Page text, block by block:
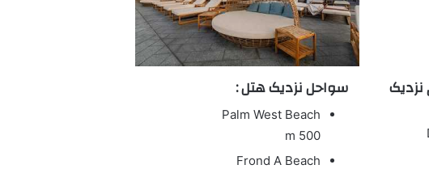
سواحل نزدیک هتل :
Palm West Beach
500 m
Frond A Beach